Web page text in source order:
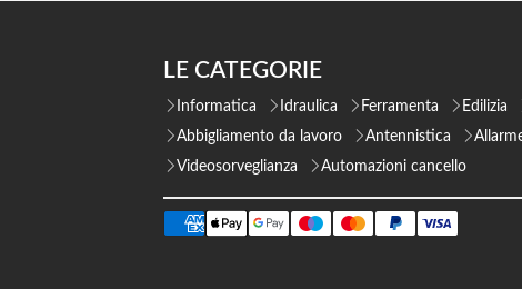
LE CATEGORIE
Informatica Idraulica Ferramenta Edilizia
Abbigliamento da lavoro
Antennistica
Videosorveglianza
Automazioni cancello